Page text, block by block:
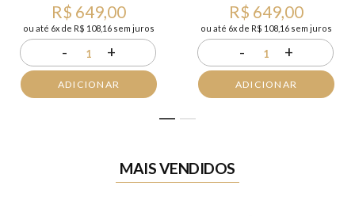
R$ 649,00
ou até 6x de R$ 108,16 sem juros
- 1 +
ADICIONAR
R$ 649,00
ou até 6x de R$ 108,16 sem juros
- 1 +
ADICIONAR
MAIS VENDIDOS